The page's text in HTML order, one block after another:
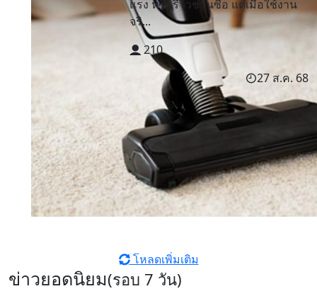
แรง หรือรีวิวชวนซื้อ แต่เมื่อใช้งาน
จริ...
210
27 ส.ค. 68
โหลดเพิ่มเติม
ข่าวยอดนิยม(รอบ 7 วัน)